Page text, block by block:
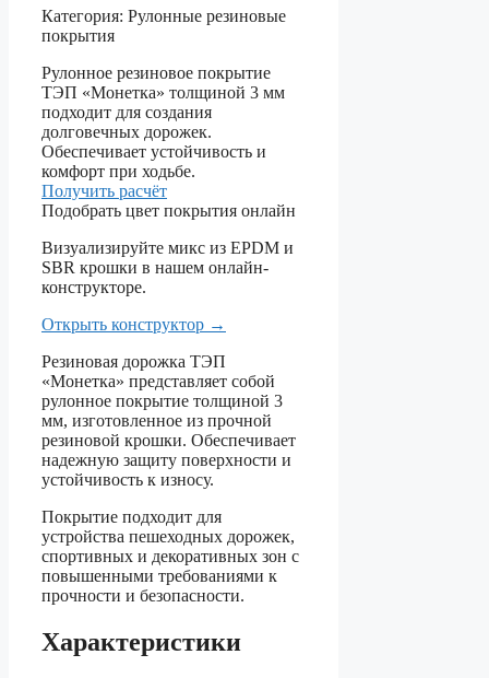
Категория: Рулонные резиновые
покрытия
Рулонное резиновое покрытие
ТЭП «Монетка» толщиной 3 мм
подходит для создания
долговечных дорожек.
Обеспечивает устойчивость и
комфорт при ходьбе.
Получить расчёт
Подобрать цвет покрытия онлайн
Визуализируйте микс из EPDM и
SBR крошки в нашем онлайн-
конструкторе.
Открыть конструктор →
Резиновая дорожка ТЭП
«Монетка» представляет собой
рулонное покрытие толщиной 3
мм, изготовленное из прочной
резиновой крошки. Обеспечивает
надежную защиту поверхности и
устойчивость к износу.
Покрытие подходит для
устройства пешеходных дорожек,
спортивных и декоративных зон с
повышенными требованиями к
прочности и безопасности.
Характеристики